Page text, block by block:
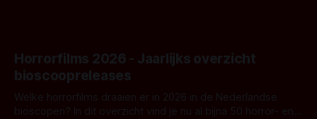
Horrorfilms 2026 - Jaarlijks overzicht
bioscoopreleases
Welke horrorfilms draaien er in 2026 in de Nederlandse
bioscopen? In dit overzicht vind je nu al bijna 50 horror- en